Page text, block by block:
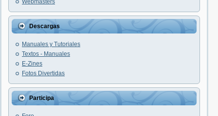
Webmasters
Descargas
Manuales y Tutoriales
Textos - Manuales
E-Zines
Fotos Divertidas
Participa